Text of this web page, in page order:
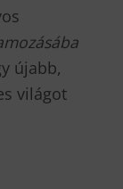
újabb,
világot